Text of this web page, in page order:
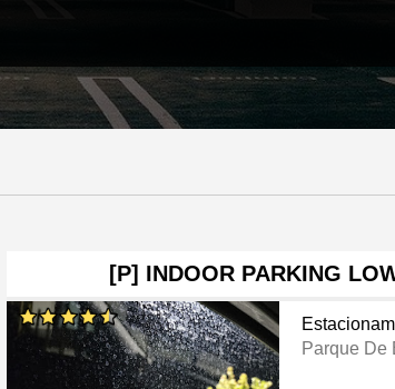
[P] INDOOR PARKING
Parque De